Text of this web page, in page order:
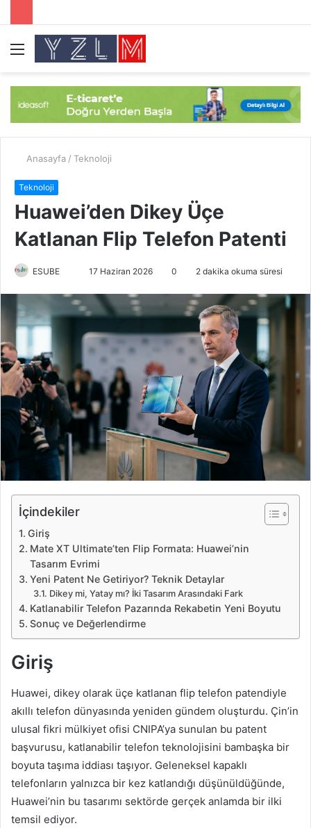
Menü
Anasayfa / Teknoloji
Teknoloji
Huawei’den Dikey Üçe
Katlanan Flip Telefon Patenti
ESUBE
r
o
t
a
g
ö
n
e
17 Haziran 2026 0 2 dakika okuma süresi
İçindekiler
Giriş
Mate XT Ultimate’ten Flip Formata: Huawei’nin
Tasarım Evrimi
Yeni Patent Ne Getiriyor? Teknik Detaylar
Dikey mi, Yatay mı? İki Tasarım Arasındaki Fark
Katlanabilir Telefon Pazarında Rekabetin Yeni Boyutu
Sonuç ve Değerlendirme
Giriş
Huawei, dikey olarak üçe katlanan flip telefon patendiyle
akıllı telefon dünyasında yeniden gündem oluşturdu. Çin’in
ulusal fikri mülkiyet ofisi CNIPA’ya sunulan bu patent
başvurusu, katlanabilir telefon teknolojisini bambaşka bir
boyuta taşıma iddiası taşıyor. Geleneksel kapaklı
telefonların yalnızca bir kez katlandığı düşünüldüğünde,
Huawei’nin bu tasarımı sektörde gerçek anlamda bir ilki
temsil ediyor.